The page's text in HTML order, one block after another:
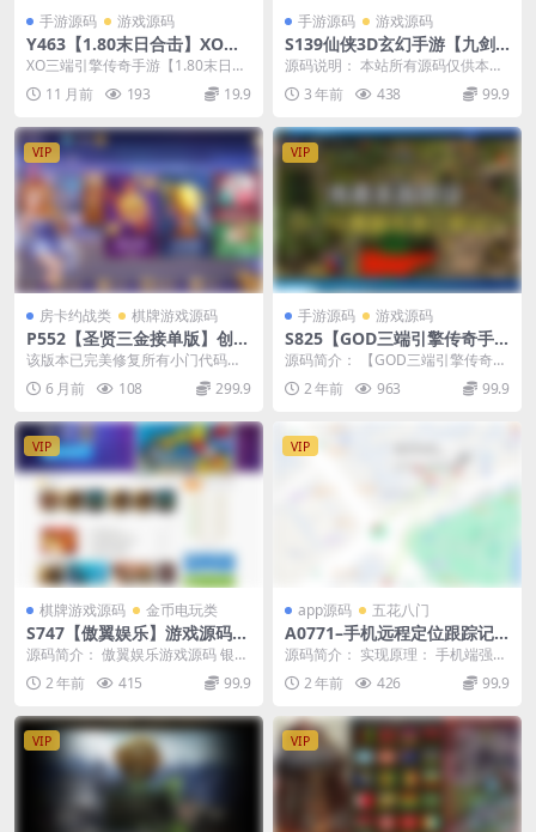
手游源码 游戏源码
Y463【1.80末日合击】XO三
端引擎传奇手游2025整理特色
服务端+末日遗址+末日伏魔殿
+末日封神阁+末日宝阁
XO三端引擎传奇手游【1.80末日合
击】2025整理特色服务端+末日遗
址+末日伏...
11 月前 193 19.9
手游源码 游戏源码
S139仙侠3D玄幻手游【九剑
魔龙传】Linux手工端+运营后
台+授权物品后台
源码说明： 本站所有源码仅供本站
会员群友们学习研究之用，请勿转
售商用或者其他违法...
3 年前 438 99.9
VIP
房卡约战类 棋牌游戏源码
P552【圣贤三金接单版】创胜
系列精品三游戏全套组件+双
端APP
该版本已完美修复所有小门代码。
非网传那套二代环境奔溃版本，此
源码经实测可完美接单...
6 月前 108 299.9
VIP
手游源码 游戏源码
S825【GOD三端引擎传奇手
游之1.76雾都传奇】经典GOD
三端引擎特色三职业传奇端游-
最新打包Win服务端源码视频
源码简介： 【GOD三端引擎传奇手
游之1.76雾都传奇】经典GOD三端
引擎特色三...
2 年前 963 99.9
VIP
棋牌游戏源码 金币电玩类
S747【傲翼娱乐】游戏源码/
银河娱乐/78电玩全套源码资
源码简介： 傲翼娱乐游戏源码 银河
娱乐78电玩全套源码资源【带手机
APP】 今天...
2 年前 415 99.9
VIP
app源码 五花八门
A0771–手机远程定位跟踪记
录 GPS手机轨迹定位软件源码
源码简介： 实现原理： 手机端强制
打开GPS，每3分钟（可调）获取一
次所在经纬度...
2 年前 426 99.9
VIP VIP